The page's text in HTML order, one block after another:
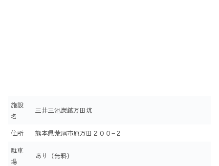
施設
名
三井三池炭鉱万田坑
住所 熊本県荒尾市原万田２００−２
駐車
場
あり（無料）